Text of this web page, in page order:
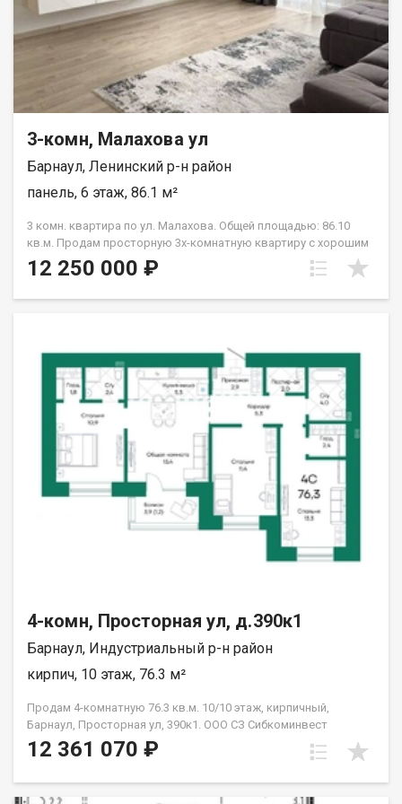
холодного/горячего водоснабжения проводится монтаж
горизонтальной системы отопления с установкой
радиаторов или конвекторов отопления, установка
счетчиков учета тепла. Дом сдан в январе 2026г.
3-комн, Малахова ул
Барнаул, Ленинский р-н район
панель, 6 этаж, 86.1 м²
3 комн. квартира по ул. Малахова. Общей площадью: 86.10
кв.м. Продам просторную 3х-комнатную квартиру с хорошим
ремонтом и просторной лоджией. Идеальное расположение.
В 5 минутах школа, детский сад, магазины, кафе. Хороший
пространство расположено на шестом этаже
четырнадцатиэтажного дома и имеет общую площадь 86,1
квадратных метра. Это просторное предложение подойдет
для семьи, которой важен объем и функциональность комнат.
Расположение дома позволяет легко решать повседневные
задачи, так как в непосредственной близости находятся
образовательные учреждения. Рядом со школами и детскими
садами можно организовать учебный процесс и досуг детей
без лишних сложностей. Стоимость данного объекта
недвижимости составляет 12 250 000 рублей. Рядом с
объектом находятся:1 школа,3 детских сада,3 спортивных
учреждения. Возможен обмен на вашу недвижимость.
Возможна продажа в рассрочку. При звонке, пожалуйста,
сообщите номер варианта - JV003022110292.
12 250 000 ₽
4-комн, Просторная ул, д.390к1
Барнаул, Индустриальный р-н район
кирпич, 10 этаж, 76.3 м²
Продам 4-комнатную 76.3 кв.м. 10/10 этаж, кирпичный,
Барнаул, Просторная ул, 390к1. ООО СЗ Сибкоминвест
12 361 070 ₽